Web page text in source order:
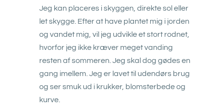
Jeg kan placeres i skyggen, direkte sol eller
let skygge. Efter at have plantet mig i jorden
og vandet mig, vil jeg udvikle et stort rodnet,
hvorfor jeg ikke kræver meget vanding
resten af sommeren. Jeg skal dog gødes en
gang imellem. Jeg er lavet til udendørs brug
og ser smuk ud i krukker, blomsterbede og
kurve.